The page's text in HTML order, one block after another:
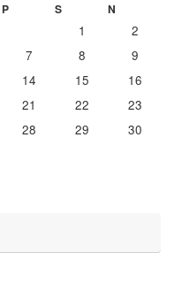
P S N
1
2
7 8
9
14 15
16
21 22
23
28 29
30